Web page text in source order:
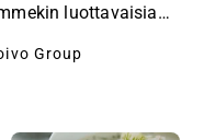
luottavaisia
paranee.
Group